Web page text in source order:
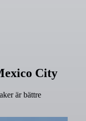
City
är bättre